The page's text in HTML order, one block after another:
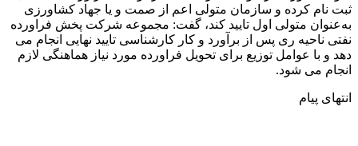
ثبت نام کرده و سازمان متولی اعم از صمت و یا جهاد کشاورزی
به‌عنوان متولی اول تایید کند، گفت: مجموعه شرکت پخش فراورده
نفتی ناحیه ری پس از برآورد و کار کارشناسی تایید نهایی انجام می
دهد و با عوامل توزیع برای تحویل فراورده مورد نیاز هماهنگی لازم
انجام می شود.
انتهای پیام